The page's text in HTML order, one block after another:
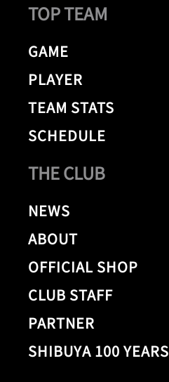
THE CLUB
NEWS
ABOUT
OFFICIAL SHOP
CLUB STAFF
PARTNER
SHIBUYA 100 YEARS
TOP TEAM
GAME
PLAYER
TEAM STATS
SCHEDULE